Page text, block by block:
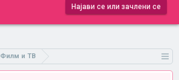
Најави се или зачлени се
Филм и ТВ